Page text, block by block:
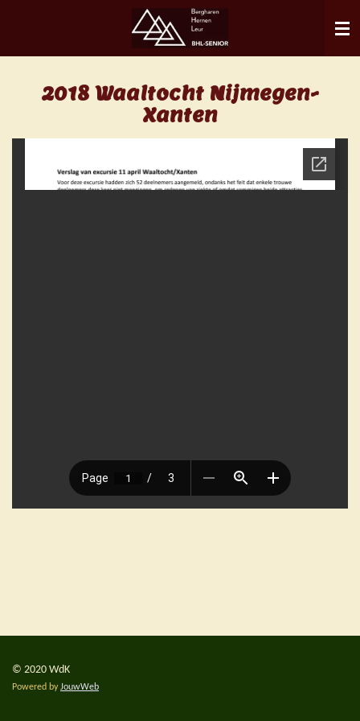
naar
hoofdinhoud
2018 Waaltocht Nijmegen-
Xanten
© 2020 WdK
Powered byJouwWeb